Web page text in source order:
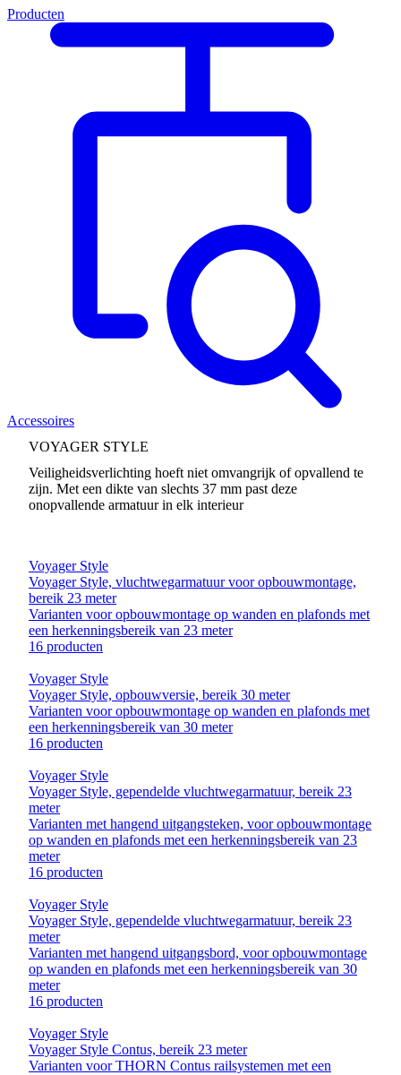
Producten
Accessoires
VOYAGER STYLE
Veiligheidsverlichting hoeft niet omvangrijk of opvallend te
zijn. Met een dikte van slechts 37 mm past deze
onopvallende armatuur in elk interieur
Voyager Style
Voyager Style, vluchtwegarmatuur voor opbouwmontage,
bereik 23 meter
Varianten voor opbouwmontage op wanden en plafonds met
een herkenningsbereik van 23 meter
16 producten
Voyager Style
Voyager Style, opbouwversie, bereik 30 meter
Varianten voor opbouwmontage op wanden en plafonds met
een herkenningsbereik van 30 meter
16 producten
Voyager Style
Voyager Style, gependelde vluchtwegarmatuur, bereik 23
meter
Varianten met hangend uitgangsteken, voor opbouwmontage
op wanden en plafonds met een herkenningsbereik van 23
meter
16 producten
Voyager Style
Voyager Style, gependelde vluchtwegarmatuur, bereik 23
meter
Varianten met hangend uitgangsbord, voor opbouwmontage
op wanden en plafonds met een herkenningsbereik van 30
meter
16 producten
Voyager Style
Voyager Style Contus, bereik 23 meter
Varianten voor THORN Contus railsystemen met een